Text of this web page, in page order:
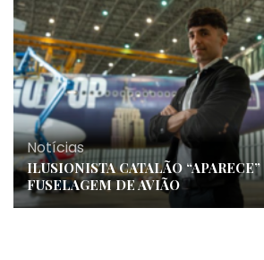
Notícias
ILUSIONISTA CATALÃO
FUSELAGEM DE AVIÃO